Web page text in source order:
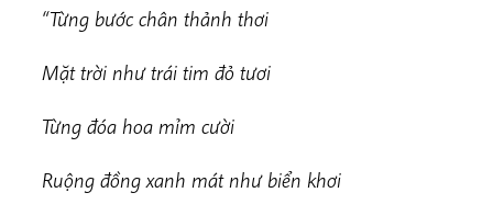
“Từng bước chân thảnh thơi
Mặt trời như trái tim đỏ tươi
Từng đóa hoa mỉm cười
Ruộng đồng xanh mát như biển khơi